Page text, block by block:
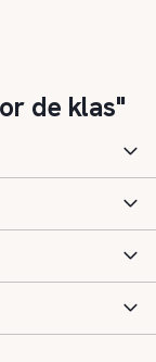
de klas"